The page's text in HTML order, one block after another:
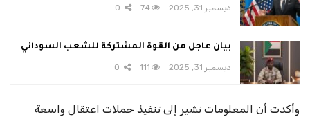
ديسمبر 31, 2025 74
بيان عاجل من القوة المشتركة للشعب السوداني
ديسمبر 31, 2025 111
وأكدت أن المعلومات تشير إلى تنفيذ حملات اعتقال واسعة